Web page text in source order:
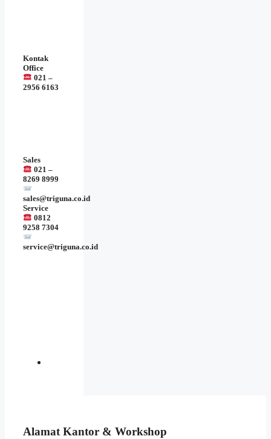
Kontak
Office
021 –
2956 6163
Sales
021 –
8269 8999
sales@triguna.co.id
Service
0812
9258 7304
service@triguna.co.id
Alamat Kantor & Workshop